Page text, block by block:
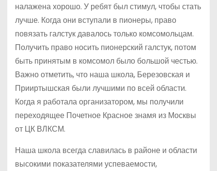
налажена хорошо. У ребят был стимул, чтобы стать
лучше. Когда они вступали в пионеры, право
повязать галстук давалось только комсомольцам.
Получить право носить пионерский галстук, потом
быть принятым в комсомол было большой честью.
Важно отметить, что наша школа, Березовская и
Прииртышская были лучшими по всей области.
Когда я работала организатором, мы получили
переходящее Почетное Красное знамя из Москвы
от ЦК ВЛКСМ.
Наша школа всегда славилась в районе и области
высокими показателями успеваемости,